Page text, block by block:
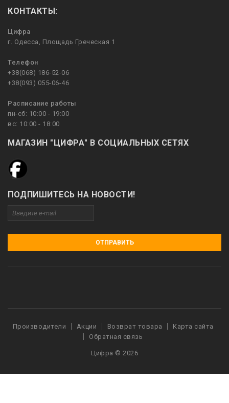
КОНТАКТЫ:
Цифра
г. Одесса, Площадь Греческая 1
Телефон
+38(068) 186-52-06
+38(093) 055-06-46
Расписание работы
пн-сб: 10:00 - 19:00
вс: 10:00 - 18:00
МАГАЗИН "ЦИФРА" В СОЦИАЛЬНЫХ СЕТЯХ
ПОДПИШИТЕСЬ НА НОВОСТИ!
ОТПРАВИТЬ
Производители Акции Возврат товара
Карта сайта
Обратная связь
Цифра © 2026